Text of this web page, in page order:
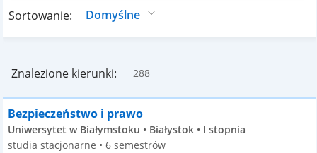
Sortowanie:
Znalezione kierunki: 288
Bezpieczeństwo i prawo
Uniwersytet w Białymstoku • Białystok • I stopnia
studia stacjonarne • 6 semestrów